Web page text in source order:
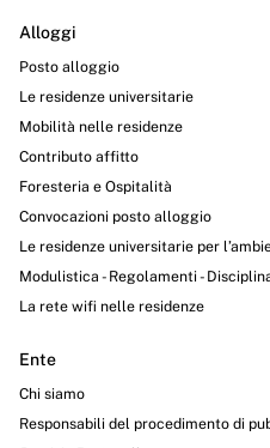
Alloggi
Posto alloggio
Le residenze universitarie
Mobilità nelle residenze
Contributo affitto
Foresteria e Ospitalità
Convocazioni posto alloggio
Le residenze universitarie per
Modulistica - Regolamenti -
La rete wifi nelle residenze
Ente
Chi siamo
Responsabili del procedimento di